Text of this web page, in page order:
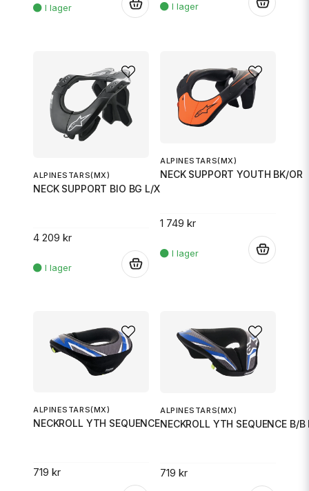
ALPINESTARS(MX)
NECK SUPPORT BIO BG L/XL
4 209 kr
ALPINESTARS(MX)
NECK SUPPORT YOUTH BK/OR
1 749 kr
ALPINESTARS(MX)
NECKROLL YTH SEQUENCE B/B SM
719 kr
ALPINESTARS(MX)
NECKROLL YTH SEQUENCE B/B
719 kr